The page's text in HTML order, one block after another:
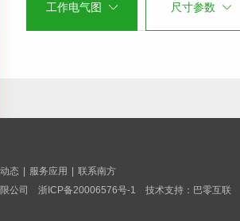
工作电气图 尺寸参数
态 服务应用
联系南方
限公司 浙ICP备20006576号-1 技术支持： 巴零互联